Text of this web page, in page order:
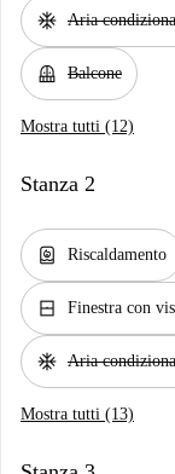
ac_unit Aria
balcony Balcone
Mostra tutti (12)
Stanza 2
water_heater Riscaldamento
window_closed Finestra con
ac_unit Aria
Mostra tutti (13)